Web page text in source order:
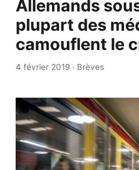
Allemands
plupart des
camouflent le
4 février 2019· Brèves